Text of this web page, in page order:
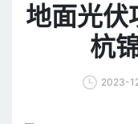
地面光伏
杭
2023-